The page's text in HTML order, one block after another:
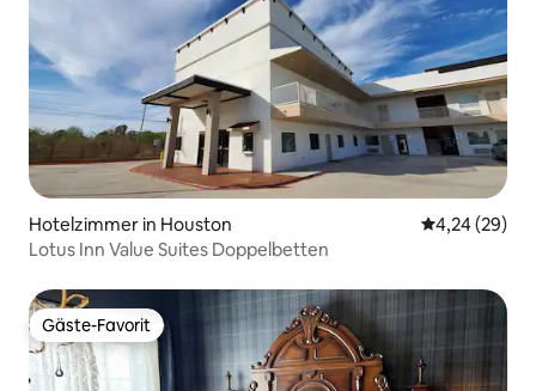
Hotelzimmer in Houston
4,24 (29)
Lotus Inn Value Suites Doppelbetten
Gäste-Favorit
Gäste-Favorit